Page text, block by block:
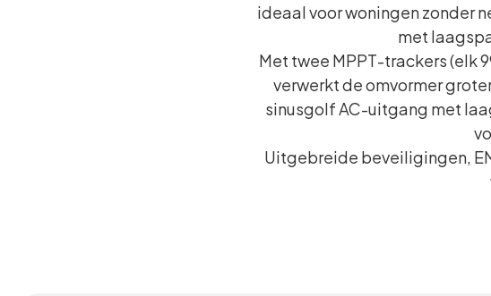
ideaal voor woningen zonder
met
Met twee MPPT-trackers (elk
verwerkt de omvormer
sinusgolf AC-uitgang met
Uitgebreide beveiligingen,